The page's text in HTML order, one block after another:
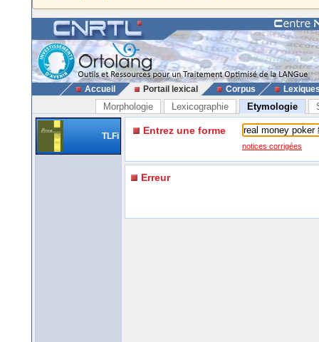
Accueil Portail lexical Corpus
Morphologie Lexicographie Etymologie
TLFi Entrez une forme
notices corrigées
Erreur